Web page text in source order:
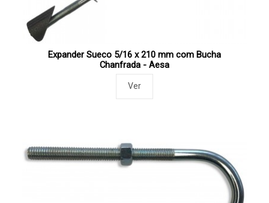
Expander Sueco 5/16 x 210 mm com Bucha
Chanfrada - Aesa
Ver